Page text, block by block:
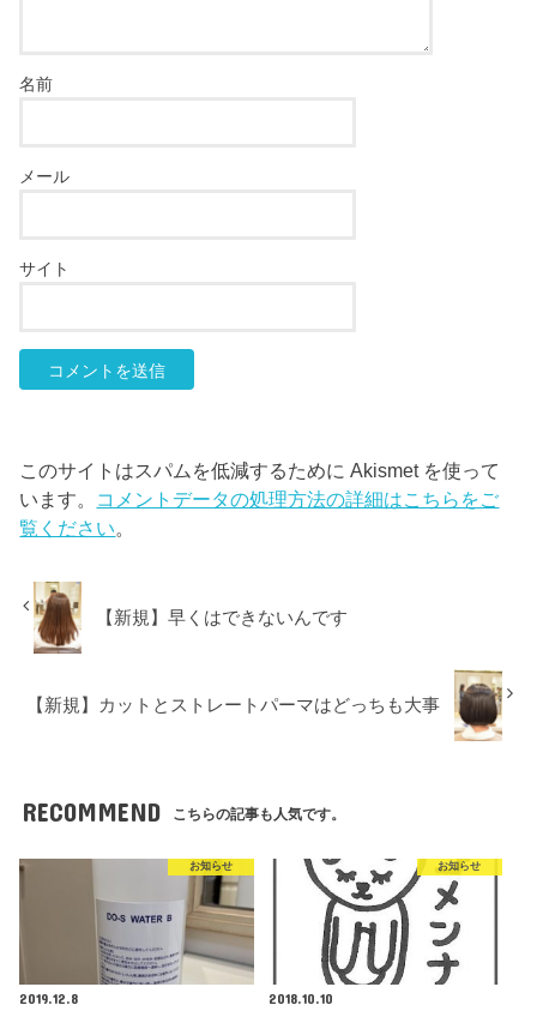
名前
メール
サイト
このサイトはスパムを低減するために Akismet を使って
います。 コメントデータの処理方法の詳細はこちらをご
覧ください。
【新規】早くはできないんです
【新規】カットとストレートパーマはどっちも大事
RECOMMEND こちらの記事も人気です。
お知らせ
2019.12.8
お知らせ
2018.10.10